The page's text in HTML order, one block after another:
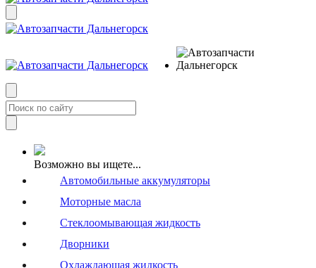
Возможно вы ищете...
Автомобильные аккумуляторы
Моторные масла
Стеклоомывающая жидкость
Дворники
Охлаждающая жидкость